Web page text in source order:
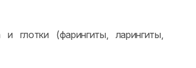
глотки (фарингиты, ларингиты,